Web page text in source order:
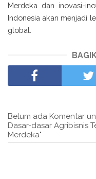
Merdeka dan inovasi-
Indonesia akan menjadi
global.
Belum ada Komentar
Dasar-dasar Agribisnis
Merdeka"